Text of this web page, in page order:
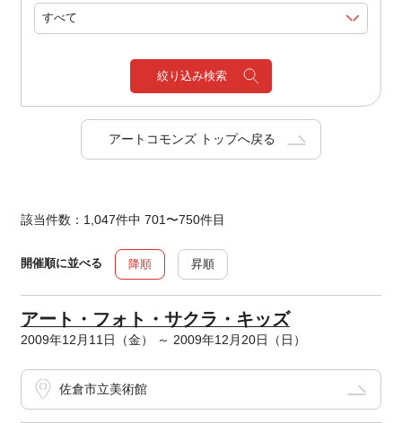
絞り込み検索
アートコモンズ トップへ戻る
該当件数：1,047件中 701〜750件目
開催順に並べる 降順 昇順
アート・フォト・サクラ・キッズ
2009年12月11日（金） ～ 2009年12月20日（日）
佐倉市立美術館